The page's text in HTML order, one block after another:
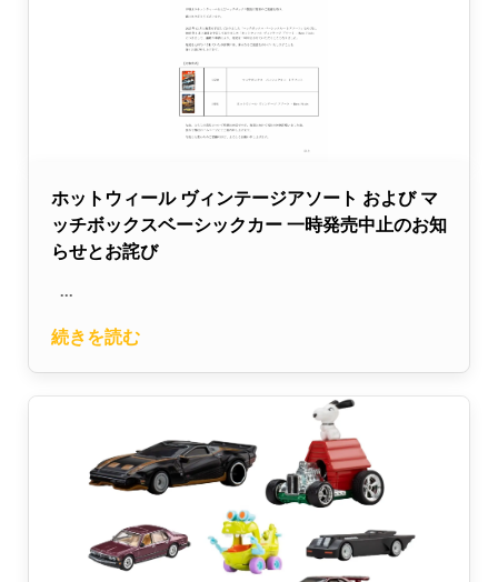
ホットウィール ヴィンテージアソート および マ
ッチボックスベーシックカー 一時発売中止のお知
らせとお詫び
続きを読む